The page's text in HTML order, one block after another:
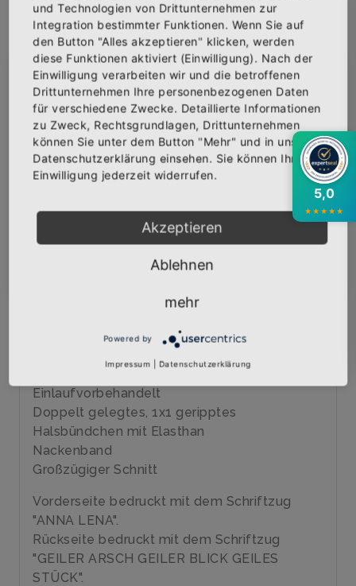
Menge
IN DEN WARENKORB
AUF DIE WUNSCHLISTE
BESCHREIBUNG INFOS BEWERTUNGEN
Über den Artikel
100% Baumwolle, ringgesponnenes Jersey
40 Grad waschbar
Einlaufvorbehandelt
Doppelt gelegtes, 1x1 geripptes
Halsbündchen mit Elasthan
Nackenband
Großzügiger Schnitt
Vorderseite bedruckt mit dem Schriftzug
"ANNA LENA".
Rückseite bedruckt mit dem Schriftzug
"GEILER ARSCH GEILER BLICK GEILES
STÜCK".
Abonniere jetzt unseren Newsletter
Bekomme die aktuellsten News über neue
Produkte und zudem einen 10% Gutschein für
deine nächste Bestellung.
Abonnieren
und Technologien von Drittunternehmen zur
Integration bestimmter Funktionen. Wenn Sie auf
den Button "Alles akzeptieren" klicken, werden
diese Funktionen aktiviert (Einwilligung). Nach der
Einwilligung verarbeiten wir und die betroffenen
Drittunternehmen Ihre personenbezogenen Daten
für verschiedene Zwecke. Detaillierte Informationen
zu Zweck, Rechtsgrundlagen, Drittunternehmen
können Sie unter dem Button "Mehr" und in unserer
Datenschutzerklärung einsehen. Sie können Ihre
Einwilligung jederzeit widerrufen.
Akzeptieren
Ablehnen
mehr
Powered by
Impressum Datenschutzerklärung
5,0
★★★★★